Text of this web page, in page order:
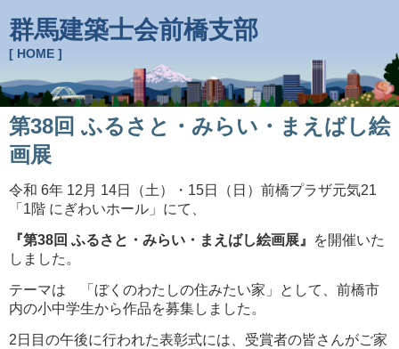
群馬建築士会前橋支部
[ HOME ]
第38回 ふるさと・みらい・まえばし絵
画展
令和 6年 12月 14日（土）・15日（日）前橋プラザ元気21
「 1階 にぎわいホール」にて、
『第38回 ふるさと・みらい・まえばし絵画展』
を開催いた
しました。
テーマは 「ぼくのわたしの住みたい家」として、前橋市
内の小中学生から作品を募集しました。
2日目の午後に行われた表彰式には、受賞者の皆さんがご家